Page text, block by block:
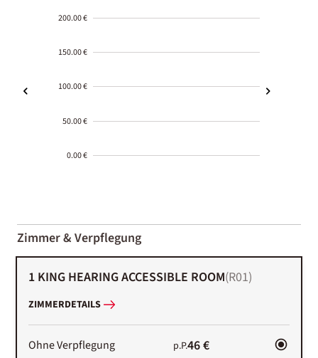
200.00 €
150.00 €
100.00 €
50.00 €
0.00 €
01-02
Zimmer & Verpflegung
1 KING HEARING ACCESSIBLE ROOM(R01)
ZIMMERDETAILS
Ohne Verpflegung p.P.46 €